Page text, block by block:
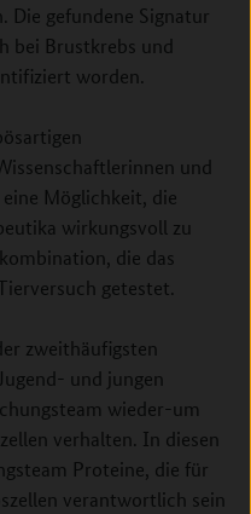
Die gefundene Signatur
bei Brustkrebs und
worden.
und
Möglichkeit, die
wirkungsvoll zu
die das
getestet.
zweithäufigsten
und jungen
wieder-um
verhalten. In diesen
Proteine, die für
verantwortlich sein